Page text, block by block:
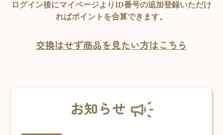
ログイン後にマイページよりID番号の追加登録いただけ
ればポイントを合算できます。
交換はせず商品を見たい方はこちら
お知らせ